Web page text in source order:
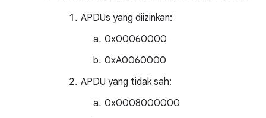
APDUs yang diizinkan:
0x00060000
0xA0060000
APDU yang tidak sah:
0x0008000000